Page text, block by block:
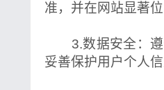
准，并在网站显著
3.数据安全：遵
妥善保护用户个人信